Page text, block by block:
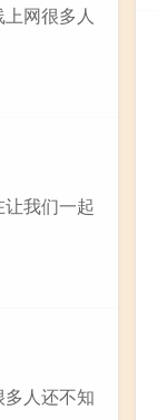
网很多人
我们一起
人还不知